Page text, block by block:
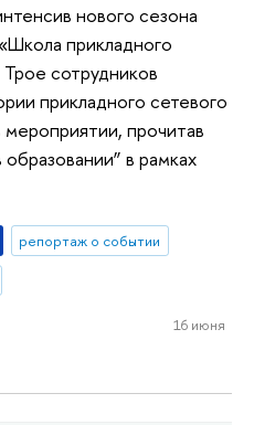
нового сезона
прикладного
сотрудников
прикладного сетевого
мероприятии, прочитав
в рамках
репортаж о событии
16 июня